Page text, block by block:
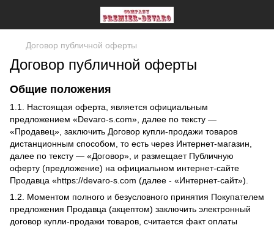
Договор публичной оферты
Договор публичной оферты
Общие положения
1.1. Настоящая оферта, является официальным
предложением «Devaro-s.com», далее по тексту —
«Продавец», заключить Договор купли-продажи товаров
дистанционным способом, то есть через Интернет-магазин,
далее по тексту — «Договор», и размещает Публичную
оферту (предложение) на официальном интернет-сайте
Продавца «https://devaro-s.com (далее - «Интернет-сайт»).
1.2. Моментом полного и безусловного принятия Покупателем
предложения Продавца (акцептом) заключить электронный
договор купли-продажи товаров, считается факт оплаты